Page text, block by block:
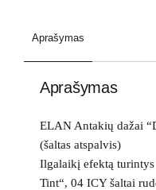
Aprašymas
Aprašymas
ELAN Antakių dažai
(šaltas atspalvis)
Ilgalaikį efektą
Tint“, 04 ICY šaltai